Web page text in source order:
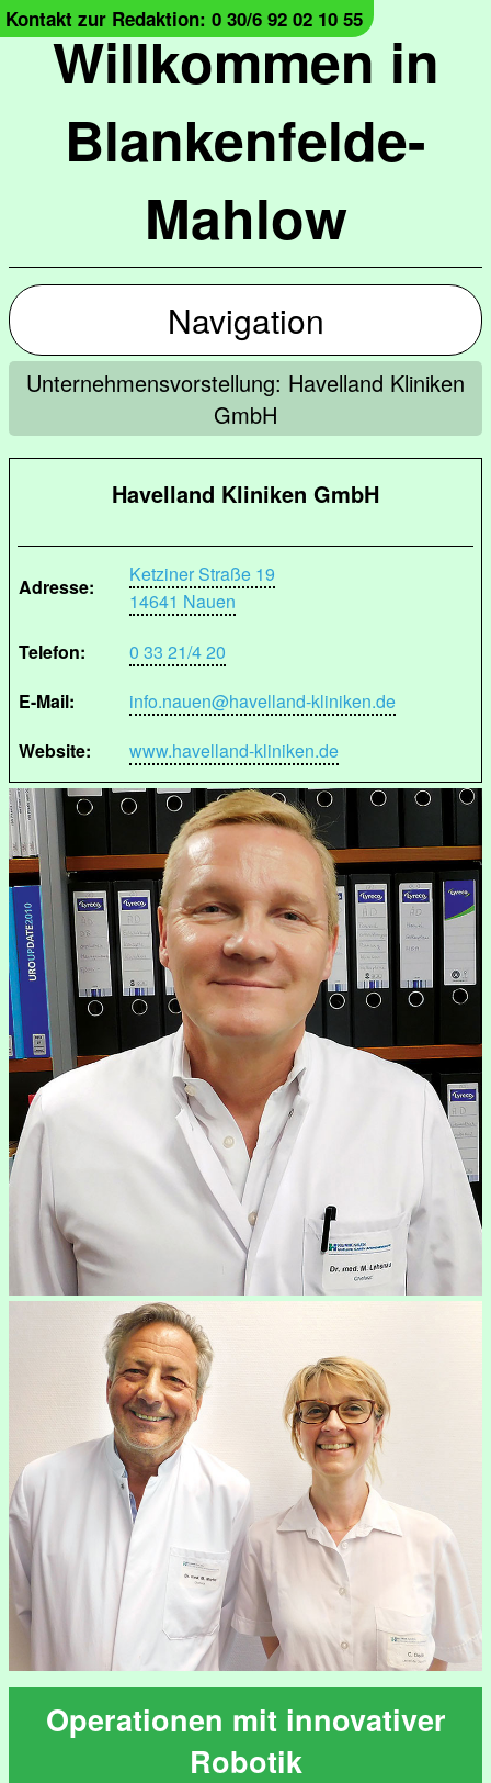
Willkommen in
Blankenfelde-
Mahlow
Kontakt zur Redaktion: 0 30/6 92 02 10 55
Navigation
Unternehmensvorstellung: Havelland Kliniken
GmbH
Havelland Kliniken GmbH
Adresse:
Ketziner Straße 19
14641 Nauen
Telefon:
0 33 21/4 20
E-Mail:
info.nauen@havelland-kliniken.de
Website:
www.havelland-kliniken.de
Operationen mit innovativer
Robotik